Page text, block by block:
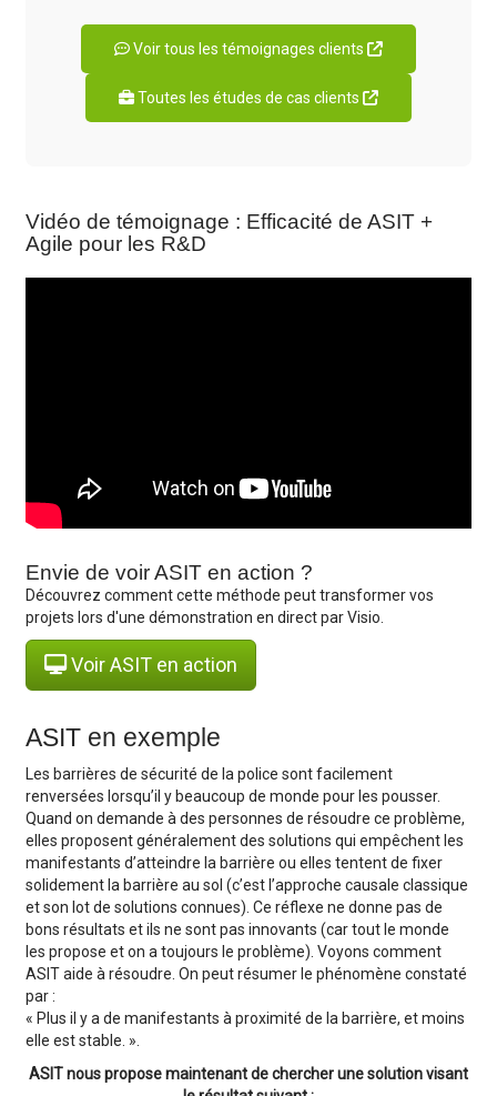
Voir tous les témoignages clients
Toutes les études de cas clients
Vidéo de témoignage : Efficacité de ASIT +
Agile pour les R&D
Envie de voir ASIT en action ?
Découvrez comment cette méthode peut transformer vos
projets lors d'une démonstration en direct par Visio.
Voir ASIT en action
ASIT en exemple
Les barrières de sécurité de la police sont facilement
renversées lorsqu’il y beaucoup de monde pour les pousser.
Quand on demande à des personnes de résoudre ce problème,
elles proposent généralement des solutions qui empêchent les
manifestants d’atteindre la barrière ou elles tentent de fixer
solidement la barrière au sol (c’est l’approche causale classique
et son lot de solutions connues). Ce réflexe ne donne pas de
bons résultats et ils ne sont pas innovants (car tout le monde
les propose et on a toujours le problème). Voyons comment
ASIT aide à résoudre. On peut résumer le phénomène constaté
par :
« Plus il y a de manifestants à proximité de la barrière, et moins
elle est stable. ».
ASIT nous propose maintenant de chercher une solution visant